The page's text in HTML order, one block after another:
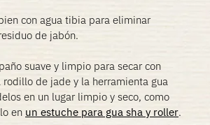
con agua tibia para eliminar
de jabón.
suave y limpio para secar con
rodillo de jade y la herramienta gua
en un lugar limpio y seco, como
en un estuche para gua sha y roller.